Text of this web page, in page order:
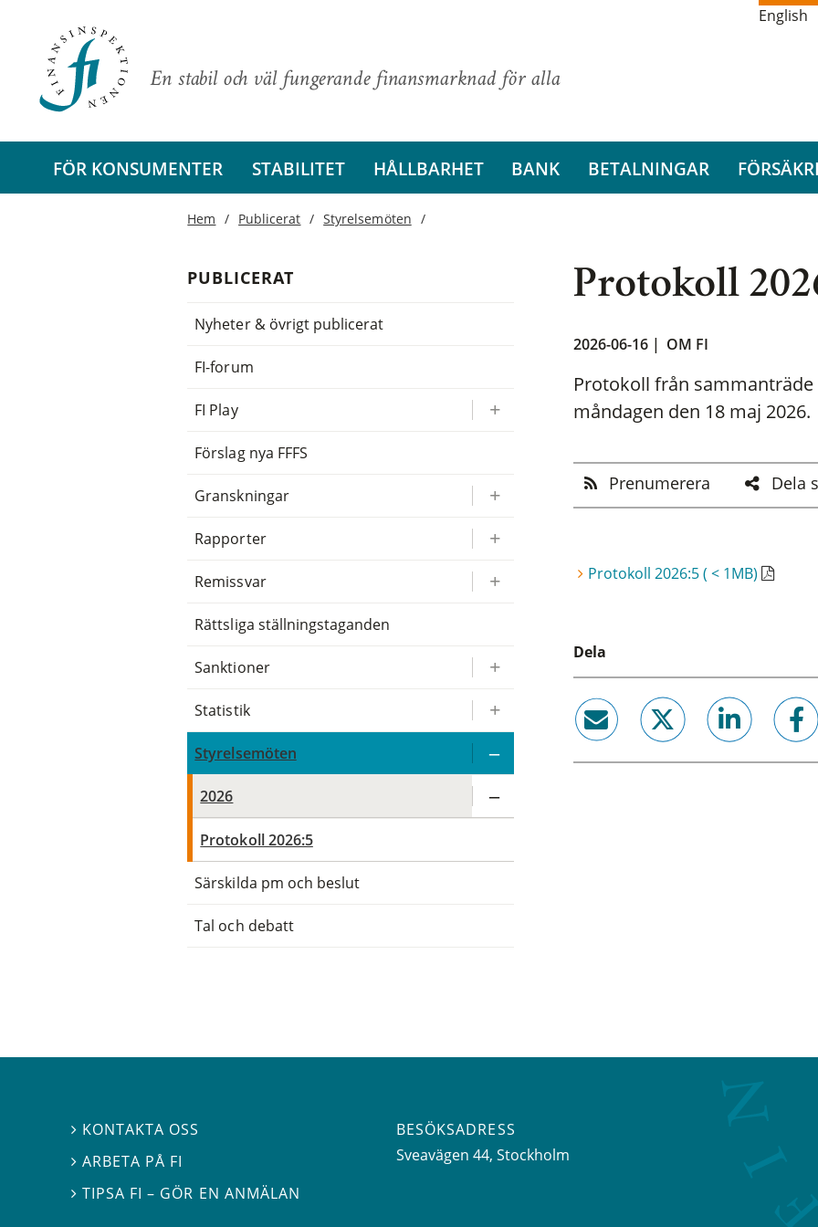
En stabil och väl fungerande finansmarknad för alla
English
FÖR KONSUMENTER STABILITET HÅLLBARHET BANK BETALNINGAR
Protokoll
2026-06-16 | OM FI
Protokoll från
måndagen den 18 maj 2026.
Prenumerera Dela
Protokoll 2026:5 ( < 1MB)
Dela
Hem Publicerat Styrelsemöten
PUBLICERAT
Nyheter & övrigt publicerat
FI-forum
FI Play
Förslag nya FFFS
Granskningar
Rapporter
Remissvar
Rättsliga ställningstaganden
Sanktioner
Statistik
Styrelsemöten
2026
Protokoll 2026:5
Särskilda pm och beslut
Tal och debatt
 KONTAKTA OSS
 ARBETA PÅ FI
TIPSA FI – GÖR EN ANMÄLAN
BESÖKSADRESS
Sveavägen 44, Stockholm